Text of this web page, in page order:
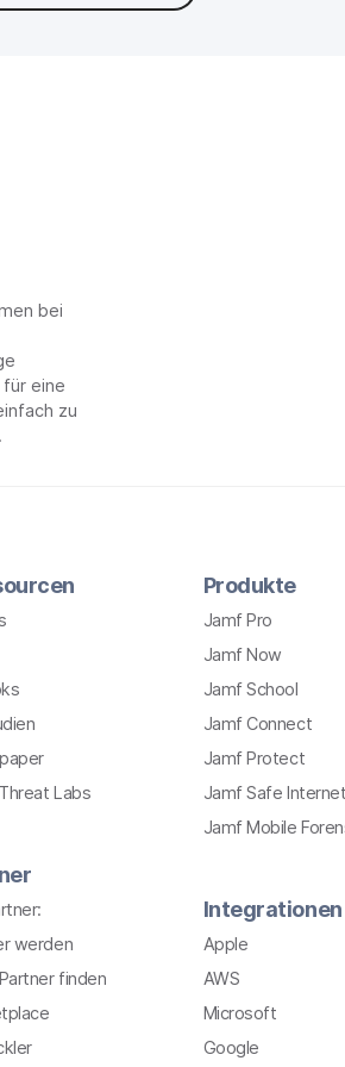
bei
eine
zu
Labs
werden
finden
Produkte
Jamf Pro
Jamf Now
Jamf School
Jamf Connect
Jamf Protect
Jamf Safe Internet
Jamf Mobile
Integrationen
Apple
AWS
Microsoft
Google